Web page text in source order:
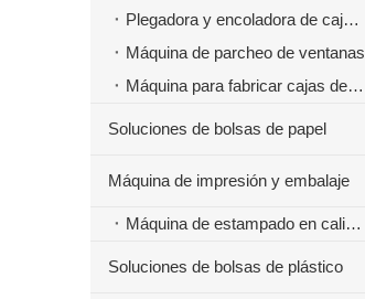
Plegadora y encoladora de cajas de papel
Máquina de parcheo de ventanas
Máquina para fabricar cajas de papel de comida rápida para hamburguesas
Soluciones de bolsas de papel
Máquina de impresión y embalaje
Máquina de estampado en caliente
Soluciones de bolsas de plástico